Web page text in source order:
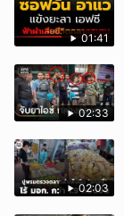
01:41
02:33
02:03